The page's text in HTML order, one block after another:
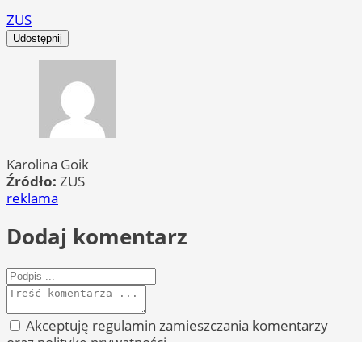
ZUS
Udostępnij
Karolina Goik
Źródło: ZUS
reklama
Dodaj komentarz
Akceptuję regulamin zamieszczania komentarzy